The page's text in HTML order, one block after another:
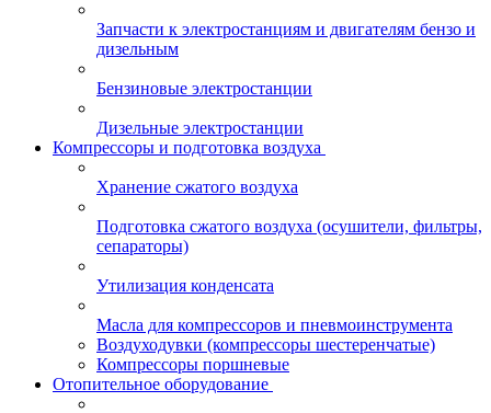
Запчасти к электростанциям и двигателям бензо и
дизельным
Бензиновые электростанции
Дизельные электростанции
Компрессоры и подготовка воздуха
Хранение сжатого воздуха
Подготовка сжатого воздуха (осушители, фильтры,
сепараторы)
Утилизация конденсата
Масла для компрессоров и пневмоинструмента
Воздуходувки (компрессоры шестеренчатые)
Компрессоры поршневые
Отопительное оборудование